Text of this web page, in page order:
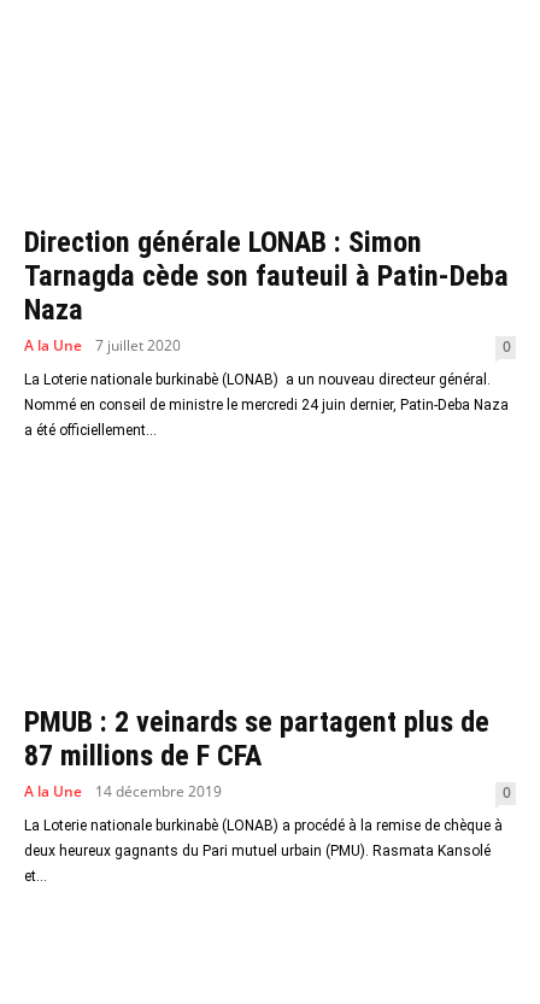
Direction générale LONAB : Simon
Tarnagda cède son fauteuil à Patin-Deba
Naza
A la Une 7 juillet 2020 0
La Loterie nationale burkinabè (LONAB) a un nouveau directeur général.
Nommé en conseil de ministre le mercredi 24 juin dernier, Patin-Deba Naza
a été officiellement...
PMUB : 2 veinards se partagent plus de
87 millions de F CFA
A la Une 14 décembre 2019 0
La Loterie nationale burkinabè (LONAB) a procédé à la remise de chèque à
deux heureux gagnants du Pari mutuel urbain (PMU). Rasmata Kansolé
et...